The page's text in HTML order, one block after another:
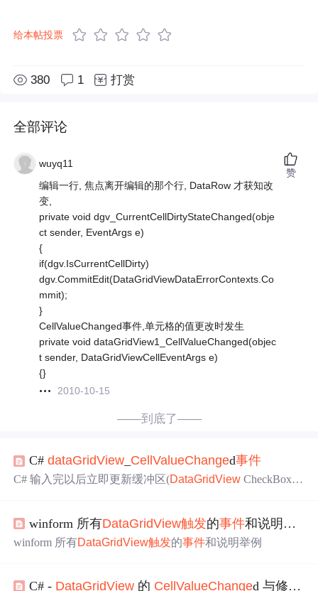
给本帖投票
380 1 打赏
全部评论
wuyq11
编辑一行, 焦点离开编辑的那个行, DataRow 才获知改
变,
private void dgv_CurrentCellDirtyStateChanged(obje
ct sender, EventArgs e)
{
if(dgv.IsCurrentCellDirty)
dgv.CommitEdit(DataGridViewDataErrorContexts.Co
mmit);
}
CellValueChanged事件,单元格的值更改时发生
private void dataGridView1_CellValueChanged(objec
t sender, DataGridViewCellEventArgs e)
{}
2010-10-15
赞
——到底了——
C#dataGridView CellValueChanged事件
C# 输入完以后立即更新缓冲区(DataGridView CheckBox列
e voiddataGridView_CurrentCellDirtyStateChanged(object s
end...
winform 所有DataGridView触发的事件和说明举例
winform 所有DataGridView触发的事件和说明举例
C# - DataGridView 的 CellValueChanged 与修改数据没保存的情况